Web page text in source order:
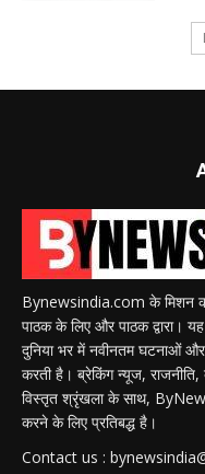
Bynewsindia.com के मिशन को
पाठक के लिए और पाठक द्वारा।
दुनिया भर में नवीनतम घटनाओं
करती है। ब्रेकिंग न्यूज,
विस्तृत श्रृंखला के साथ,
करने के लिए प्रतिबद्ध है।
Contact us :